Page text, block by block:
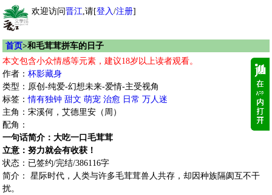
欢迎访问晋江,请[登入/注册]
首页>和毛茸茸拼车的日子
本文包含小众情感等元素，建议18岁以上读者观看。
作者： 杯影藏身
类型：原创-纯爱-幻想未来-爱情-主受视角
标签：情有独钟 甜文 萌宠 治愈 日常 万人迷
主角：宋溪何，艾德里安（周）
配角：
一句话简介：大吃一口毛茸茸
立意：努力就会有收获！
状态：已签约/完结/386116字
简介： 星际时代，人类与许多毛茸茸兽人共存，却因种族隔阂互不干
扰。